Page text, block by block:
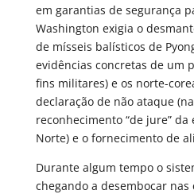
em garantias de segurança
Washington exigia o
de mísseis balísticos de
evidências concretas de um
fins militares) e os norte-
declaração de não ataque
reconhecimento “de jure”
Norte) e o fornecimento de
Durante algum tempo o
chegando a desembocar nas